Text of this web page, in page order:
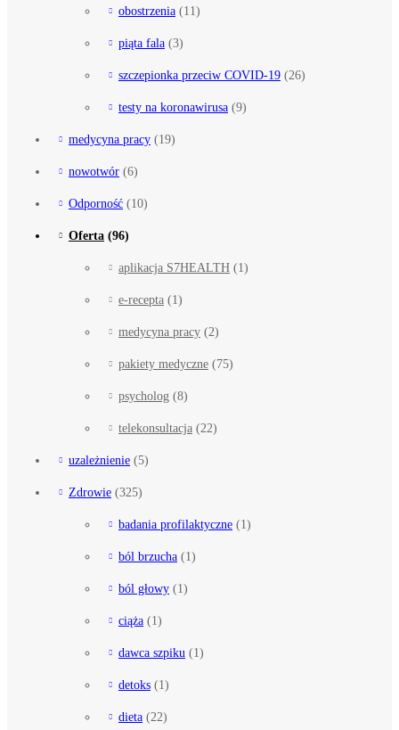
obostrzenia (11)
piąta fala (3)
szczepionka przeciw COVID-19 (26)
testy na koronawirusa (9)
medycyna pracy (19)
nowotwór (6)
Odporność (10)
Oferta (96)
aplikacja S7HEALTH (1)
e-recepta (1)
medycyna pracy (2)
pakiety medyczne (75)
psycholog (8)
telekonsultacja (22)
uzależnienie (5)
Zdrowie (325)
badania profilaktyczne (1)
ból brzucha (1)
ból głowy (1)
ciąża (1)
dawca szpiku (1)
detoks (1)
dieta (22)